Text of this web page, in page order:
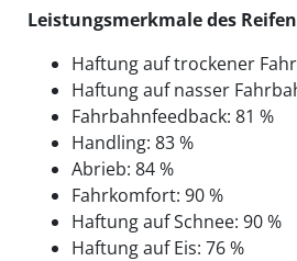
Leistungsmerkmale des
Haftung auf trockener
Haftung auf nasser
Fahrbahnfeedback: 81 %
Handling: 83 %
Abrieb: 84 %
Fahrkomfort: 90 %
Haftung auf Schnee: 90 %
Haftung auf Eis: 76 %